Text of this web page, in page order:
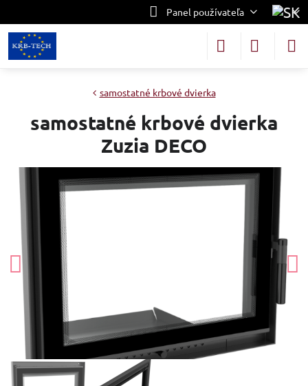
Panel používateľa
samostatné krbové dvierka
samostatné krbové dvierka
Zuzia DECO